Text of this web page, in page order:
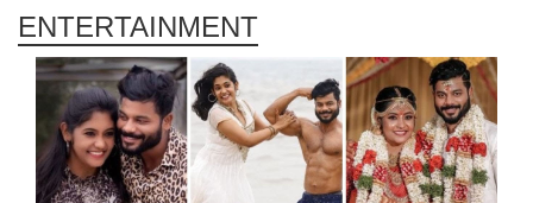
ENTERTAINMENT